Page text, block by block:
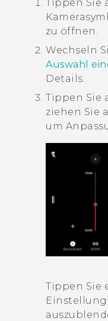
Tippen Sie
zu öffnen.
Wechseln
Auswahl
Details.
Tippen Sie
ziehen Sie
um
Tippen Sie